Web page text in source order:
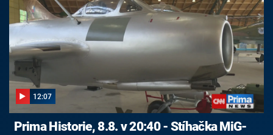
12:07
Prima Historie, 8.8. v 20:40 - Stíhačka MiG-